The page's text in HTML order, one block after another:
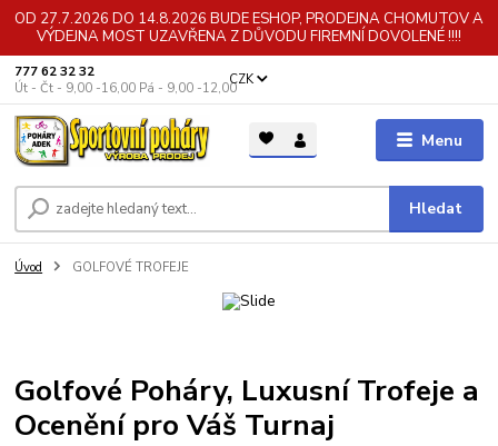
OD 27.7.2026 DO 14.8.2026 BUDE ESHOP, PRODEJNA CHOMUTOV A
VÝDEJNA MOST UZAVŘENA Z DŮVODU FIREMNÍ DOVOLENÉ !!!!
Menu
CZK
Hledat
777 62 32 32
Út - Čt - 9,00 -16,00 Pá - 9,00 -12,00
Úvod GOLFOVÉ TROFEJE
Golfové Poháry, Luxusní Trofeje a
Ocenění pro Váš Turnaj